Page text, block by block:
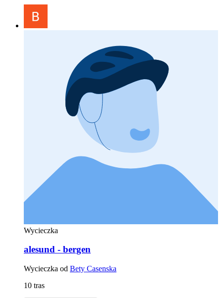
Wycieczka
alesund - bergen
Wycieczka od Bety Casenska
10 tras